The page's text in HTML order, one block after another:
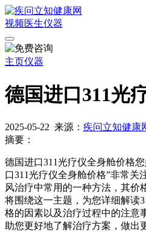
视频医生仪器
主页仪器
德国进口311光
2025-05-22 来源： 疾问立知健康
摘要：
德国进口311光疗仪全身舱价格
口311光疗仪全身舱价格”非常关
风治疗中常用的一种方法，其价
将围绕这一主题，为您详细解读
格的因素以及治疗过程中的注意
助您更好地了解治疗方案，做出